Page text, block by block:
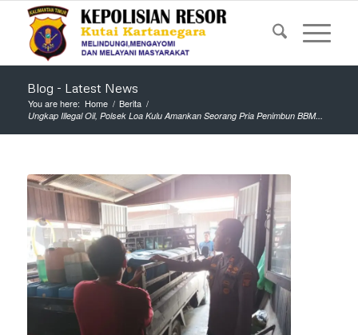
Blog - Latest News
You are here: Home / Berita /
Ungkap Illegal Oil, Polsek Loa Kulu Amankan Seorang Pria Penimbun BBM...